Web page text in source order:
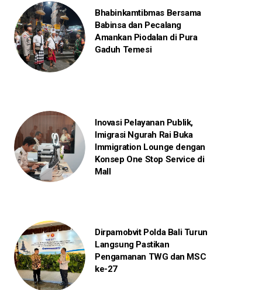
Bhabinkamtibmas Bersama
Babinsa dan Pecalang
Amankan Piodalan di Pura
Gaduh Temesi
Inovasi Pelayanan Publik,
Imigrasi Ngurah Rai Buka
Immigration Lounge dengan
Konsep One Stop Service di
Mall
Dirpamobvit Polda Bali Turun
Langsung Pastikan
Pengamanan TWG dan MSC
ke-27